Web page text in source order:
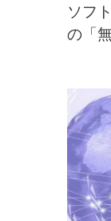
ソフ
の「